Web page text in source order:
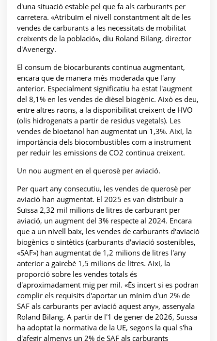
d'una situació estable pel que fa als carburants per
carretera. «Atribuïm el nivell constantment alt de les
vendes de carburants a les necessitats de mobilitat
creixents de la població», diu Roland Bilang, director
d'Avenergy.
El consum de biocarburants continua augmentant,
encara que de manera més moderada que l'any
anterior. Especialment significatiu ha estat l'augment
del 8,1% en les vendes de dièsel biogènic. Això es deu,
entre altres raons, a la disponibilitat creixent de HVO
(olis hidrogenats a partir de residus vegetals). Les
vendes de bioetanol han augmentat un 1,3%. Així, la
importància dels biocombustibles com a instrument
per reduir les emissions de CO2 continua creixent.
Un nou augment en el querosè per aviació.
Per quart any consecutiu, les vendes de querosè per
aviació han augmentat. El 2025 es van distribuir a
Suïssa 2,32 mil milions de litres de carburant per
aviació, un augment del 3% respecte al 2024. Encara
que a un nivell baix, les vendes de carburants d'aviació
biogènics o sintètics (carburants d'aviació sostenibles,
«SAF») han augmentat de 1,2 milions de litres l'any
anterior a gairebé 1,5 milions de litres. Així, la
proporció sobre les vendes totals és
d'aproximadament mig per mil. «És incert si es podran
complir els requisits d'aportar un mínim d'un 2% de
SAF als carburants per aviació aquest any», assenyala
Roland Bilang. A partir de l'1 de gener de 2026, Suïssa
ha adoptat la normativa de la UE, segons la qual s'ha
d'afegir almenys un 2% de SAF als carburants